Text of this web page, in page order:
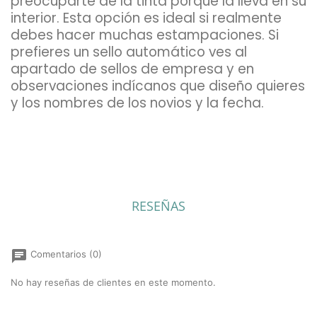
interior. Esta opción es ideal si realmente
debes hacer muchas estampaciones. Si
prefieres un sello automático ves al
apartado de sellos de empresa y en
observaciones indícanos que diseño quieres
y los nombres de los novios y la fecha.
RESEÑAS
chat Comentarios (0)
No hay reseñas de clientes en este momento.